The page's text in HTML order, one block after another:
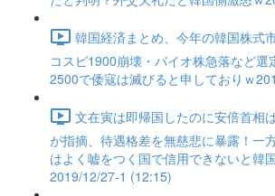
韓国経済まとめ、今年の韓国株式
コスピ1900崩壊・バイオ株急落など選
2500で倭寇は滅びると申しておりｗ
文在寅は即帰国したのに安倍首相
が指摘、待遇格差を無慈悲に暴露！一
はよく嘘をつく国で信用できないと韓
2019/12/27-1 (12:15)